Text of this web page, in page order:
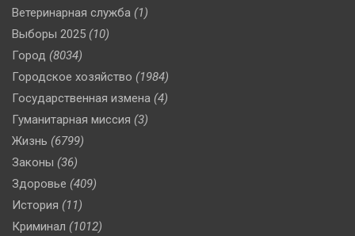
Ветеринарная служба (1)
Выборы 2025 (10)
Город (8034)
Городское хозяйство (1984)
Государственная измена (4)
Гуманитарная миссия (3)
Жизнь (6799)
Законы (36)
Здоровье (409)
История (11)
Криминал (1012)